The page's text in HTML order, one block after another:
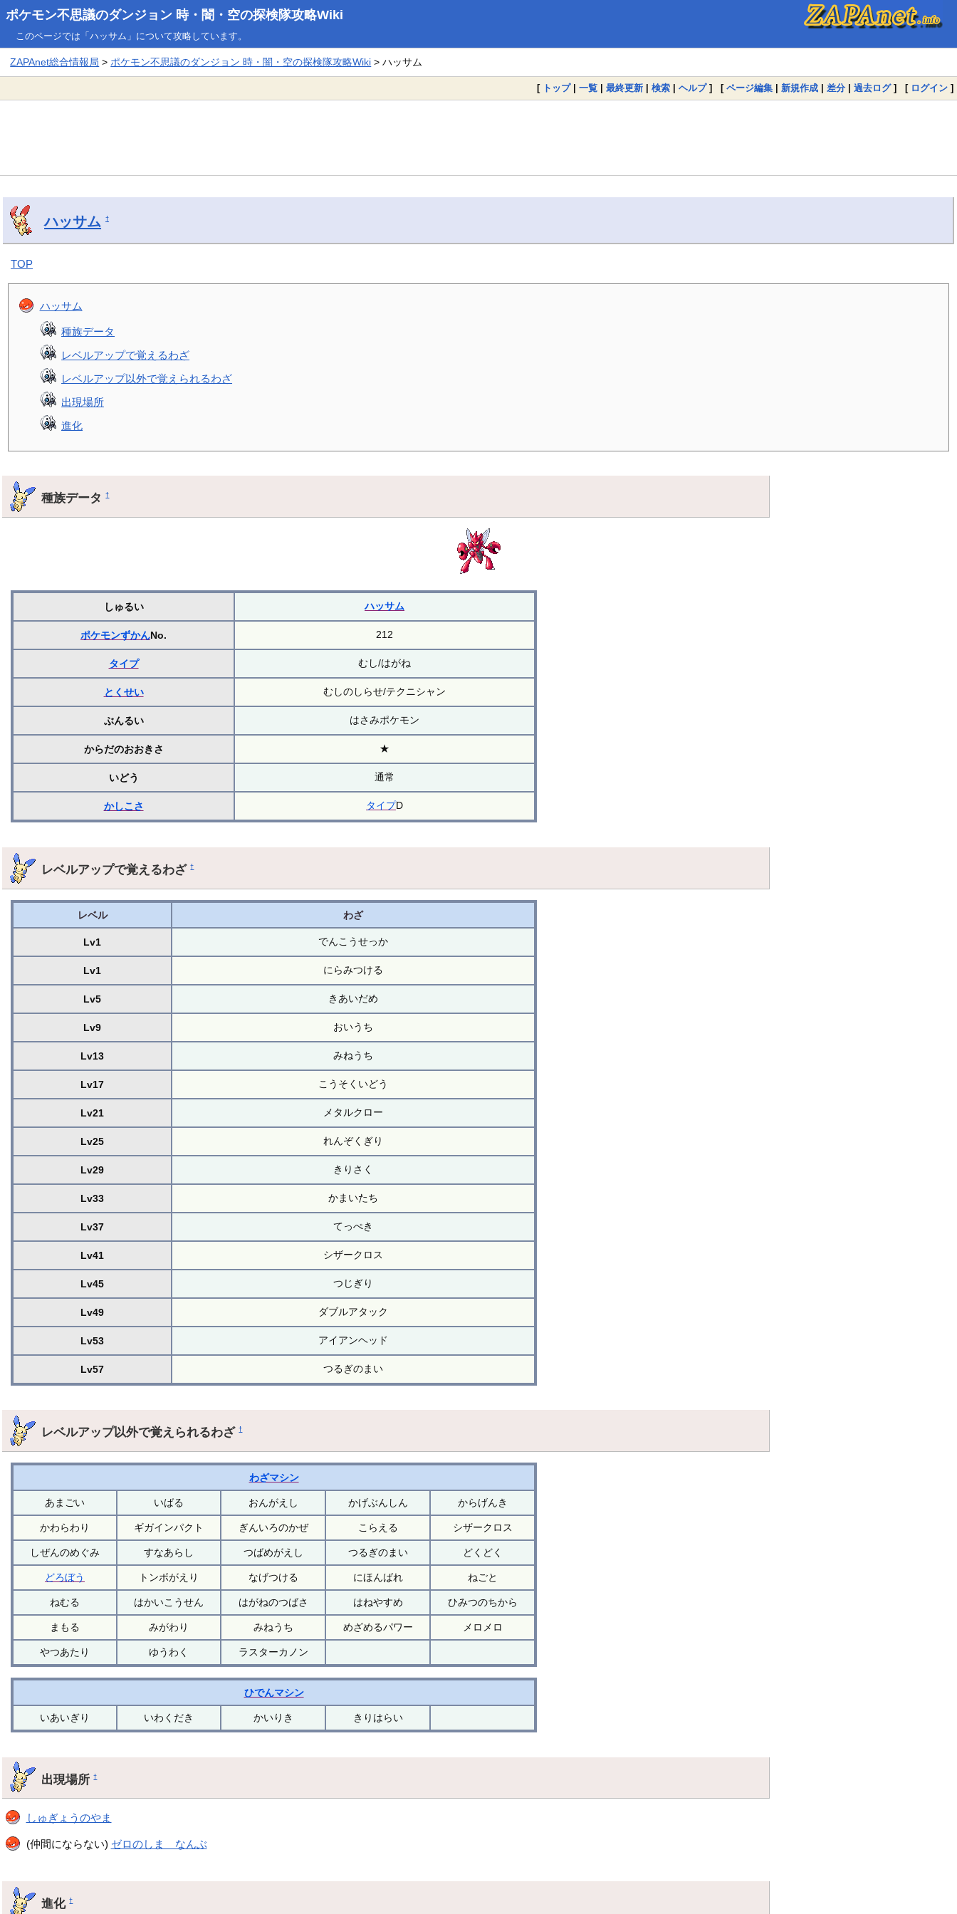
ポケモン不思議のダンジョン 時・闇・空の探検隊攻略Wiki
このページでは「ハッサム」について攻略しています。
ZAPAnet総合情報局 >ポケモン不思議のダンジョン 時・闇・空の探検隊攻略Wiki > ハッサム
[ トップ| 一覧 | 最終更新 | 検索 | ヘルプ] [ ページ編集 | 新規作成 | 差分 | 過去ログ] [ ログイン ]
ハッサム †
TOP
ハッサム
種族データ
レベルアップで覚えるわざ
レベルアップ以外で覚えられるわざ
出現場所
進化
種族データ†
しゅるい ハッサム
ポケモンずかんNo. 212
タイプ むし/はがね
とくせい むしのしらせ/テクニシャン
ぶんるい はさみポケモン
からだのおおきさ ★
いどう 通常
かしこさ タイプD
レベルアップで覚えるわざ†
レベル わざ
Lv1 でんこうせっか
Lv1 にらみつける
Lv5 きあいだめ
Lv9 おいうち
Lv13 みねうち
Lv17 こうそくいどう
Lv21 メタルクロー
Lv25 れんぞくぎり
Lv29 きりさく
Lv33 かまいたち
Lv37 てっぺき
Lv41 シザークロス
Lv45 つじぎり
Lv49 ダブルアタック
Lv53 アイアンヘッド
Lv57 つるぎのまい
レベルアップ以外で覚えられるわざ†
わざマシン
あまごい いばる おんがえし かげぶんしん からげんき
かわらわり ギガインパクト ぎんいろのかぜ こらえる シザークロス
しぜんのめぐみ すなあらし つばめがえし つるぎのまい どくどく
どろぼう トンボがえり なげつける にほんばれ ねごと
ねむる はかいこうせん はがねのつばさ はねやすめ ひみつのちから
まもる みがわり みねうち めざめるパワー メロメロ
やつあたり ゆうわく ラスターカノン
ひでんマシン
いあいぎり いわくだき かいりき きりはらい
出現場所†
しゅぎょうのやま
(仲間にならない) ゼロのしま なんぶ
進化†